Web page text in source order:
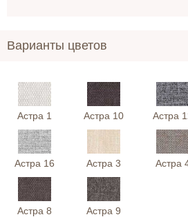
Варианты цветов
Астра 1 Астра 10 Астра
Астра 16 Астра 3 Астра
Астра 8 Астра 9